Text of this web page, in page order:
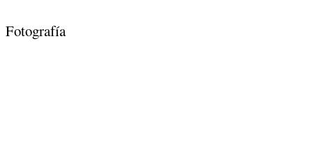
Fotografía